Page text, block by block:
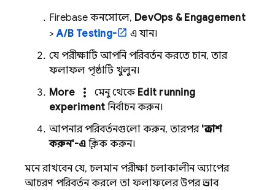
Firebase কনসোলে, DevOps & Engagement
>A/B Testing-
এ যান।
যে পরীক্ষাটি আপনি পরিবর্তন করতে চান, তার
ফলাফল পৃষ্ঠাটি খুলুন।
More
more_vert মেনু থেকে Edit running
experiment নির্বাচন করুন।
আপনার পরিবর্তনগুলো করুন, তারপর 'প্রকাশ
করুন'-এ ক্লিক করুন।
মনে রাখবেন যে, চলমান পরীক্ষা চলাকালীন অ্যাপের
আচরণ পরিবর্তন করলে তা ফলাফলের উপর প্রভাব